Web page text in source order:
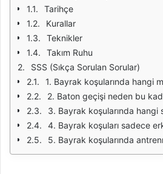
Tarihçe
Kurallar
Teknikler
Takım Ruhu
SSS (Sıkça Sorulan Sorular)
1. Bayrak koşularında hangi
2. Baton geçişi neden bu
3. Bayrak koşularında hangi
4. Bayrak koşuları sadece
5. Bayrak koşularında